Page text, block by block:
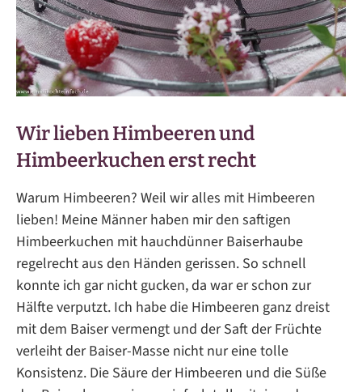
Wir lieben Himbeeren und
Himbeerkuchen erst recht
Warum Himbeeren? Weil wir alles mit Himbeeren
lieben! Meine Männer haben mir den saftigen
Himbeerkuchen mit hauchdünner Baiserhaube
regelrecht aus den Händen gerissen. So schnell
konnte ich gar nicht gucken, da war er schon zur
Hälfte verputzt. Ich habe die Himbeeren ganz dreist
mit dem Baiser vermengt und der Saft der Früchte
verleiht der Baiser-Masse nicht nur eine tolle
Konsistenz. Die Säure der Himbeeren und die Süße